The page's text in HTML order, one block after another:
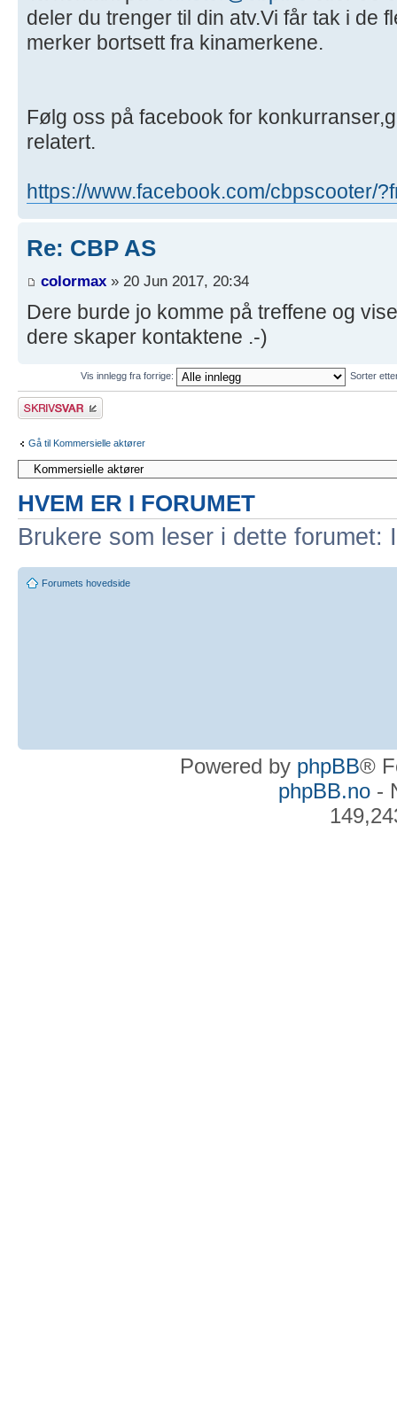
deler du trenger til din atv.Vi får tak i de
merker bortsett fra kinamerkene.
Følg oss på facebook for
relatert.
https://www.facebook.com/cbpscooter/
Re: CBP AS
colormax » 20 Jun 2017, 20:34
Dere burde jo komme på treffene og
dere skaper kontaktene .-)
Vis innlegg fra forrige: Sorter
Skriv et svar
Gå til Kommersielle aktører
HVEM ER I FORUMET
Brukere som leser i dette
Forumets hovedside
Powered by phpBB®
phpBB.no-